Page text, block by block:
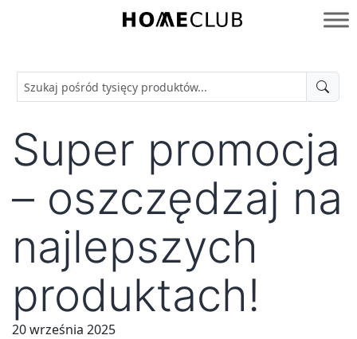
Homeclub
Super promocja
– oszczędzaj na
najlepszych
produktach!
20 września 2025